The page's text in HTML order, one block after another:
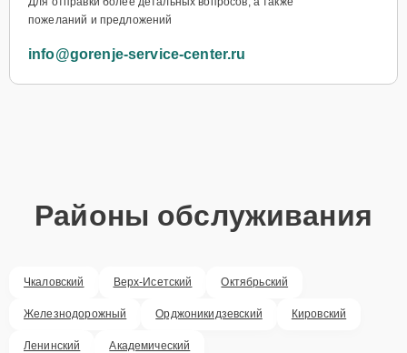
пожеланий и предложений
info@gorenje-service-center.ru
Районы обслуживания
Чкаловский Верх-Исетский Октябрьский
Железнодорожный Орджоникидзевский Кировский
Ленинский Академический